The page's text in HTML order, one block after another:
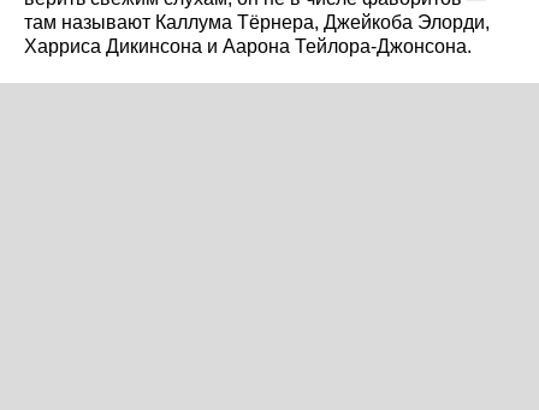
там называют Каллума Тёрнера, Джейкоба Элорди,
Харриса Дикинсона и Аарона Тейлора-Джонсона.